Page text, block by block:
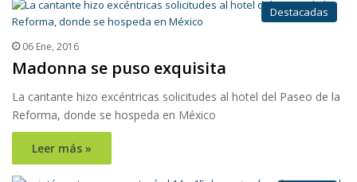
Destacadas
06 Ene, 2016
Madonna se puso exquisita
La cantante hizo excéntricas solicitudes al hotel del Paseo de la
Reforma, donde se hospeda en México
Leer más »